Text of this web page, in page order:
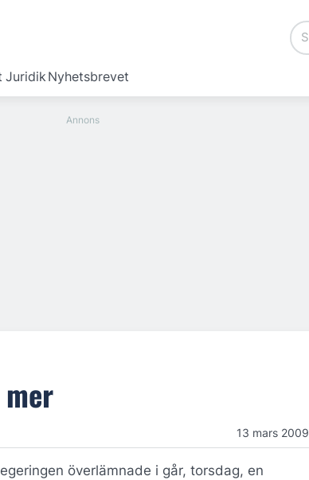
JuridikNyhetsbrevet
13 mars 2009
överlämnade i går, torsdag, en